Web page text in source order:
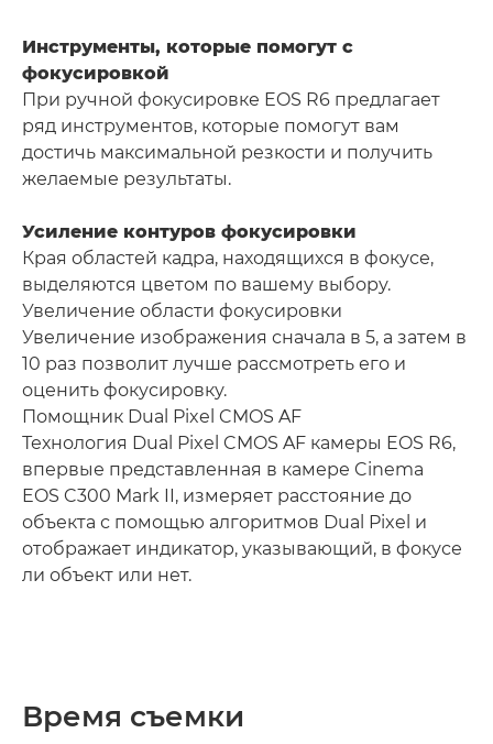
Инструменты, которые помогут с
фокусировкой
При ручной фокусировке EOS R6 предлагает
ряд инструментов, которые помогут вам
достичь максимальной резкости и получить
желаемые результаты.
Усиление контуров фокусировки
Края областей кадра, находящихся в фокусе,
выделяются цветом по вашему выбору.
Увеличение области фокусировки
Увеличение изображения сначала в 5, а затем в
10 раз позволит лучше рассмотреть его и
оценить фокусировку.
Помощник Dual Pixel CMOS AF
Технология Dual Pixel CMOS AF камеры EOS R6,
впервые представленная в камере Cinema
EOS C300 Mark II, измеряет расстояние до
объекта с помощью алгоритмов Dual Pixel и
отображает индикатор, указывающий, в фокусе
ли объект или нет.
Время съемки